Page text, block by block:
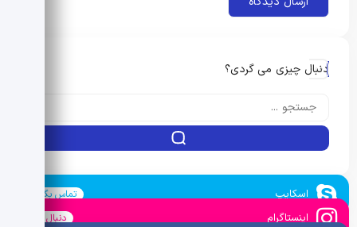
دنبال چیزی می گردی؟
اسکایپ تماس بگیرید
اینستاگرام دنبال کنید